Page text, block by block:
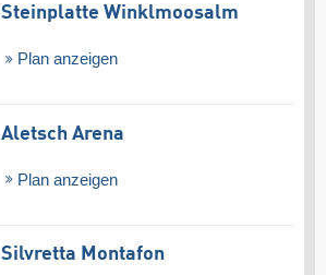
Steinplatte Winklmoosalm
Plan anzeigen
Aletsch Arena
Plan anzeigen
Silvretta Montafon